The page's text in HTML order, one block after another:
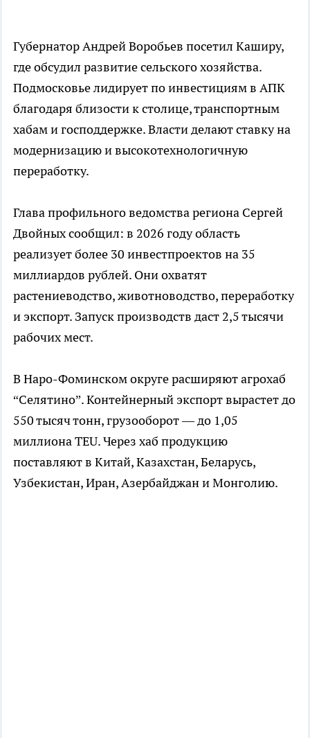
Губернатор Андрей Воробьев посетил Каширу,
где обсудил развитие сельского хозяйства.
Подмосковье лидирует по инвестициям в АПК
благодаря близости к столице, транспортным
хабам и господдержке. Власти делают ставку на
модернизацию и высокотехнологичную
переработку.
Глава профильного ведомства региона Сергей
Двойных сообщил: в 2026 году область
реализует более 30 инвестпроектов на 35
миллиардов рублей. Они охватят
растениеводство, животноводство, переработку
и экспорт. Запуск производств даст 2,5 тысячи
рабочих мест.
В Наро-Фоминском округе расширяют агрохаб
“Селятино”. Контейнерный экспорт вырастет до
550 тысяч тонн, грузооборот — до 1,05
миллиона TEU. Через хаб продукцию
поставляют в Китай, Казахстан, Беларусь,
Узбекистан, Иран, Азербайджан и Монголию.